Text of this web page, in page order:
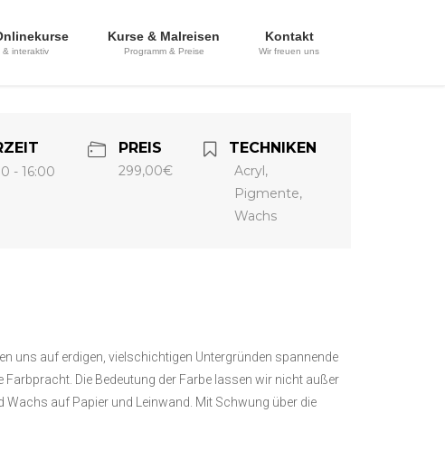
& interaktiv
Kurse & Malreisen
Programm & Preise
Kontakt
Wir freuen uns
- 16:00
PREIS
299,00€
TECHNIKEN
Acryl,
Pigmente,
Wachs
uns auf erdigen, vielschichtigen Untergründen spannende
Die Bedeutung der Farbe lassen wir nicht außer
auf Papier und Leinwand. Mit Schwung über die